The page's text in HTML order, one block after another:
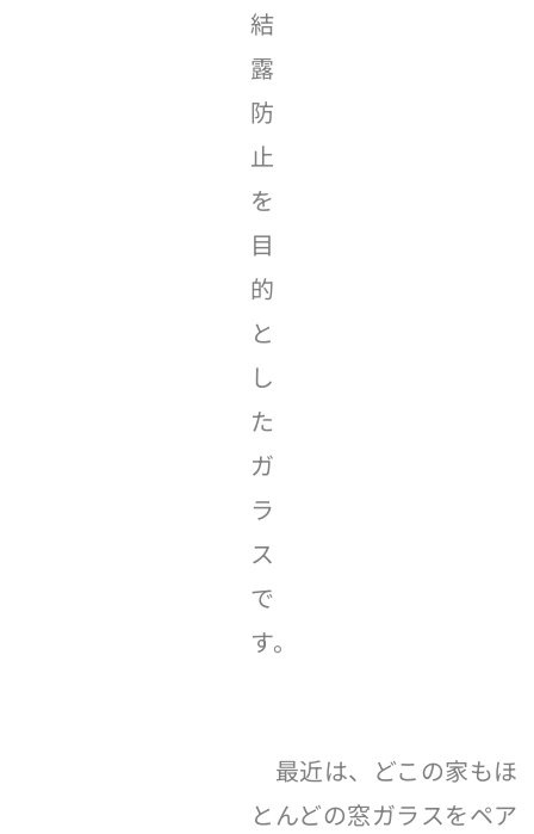
結
露
防
止
を
目
的
と
し
た
ガ
ラ
ス
で
す。
最近は、どこの家もほ
とんどの窓ガラスをペア